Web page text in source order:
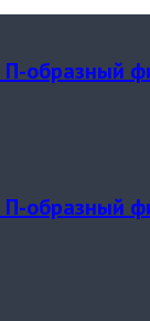
образный
образный